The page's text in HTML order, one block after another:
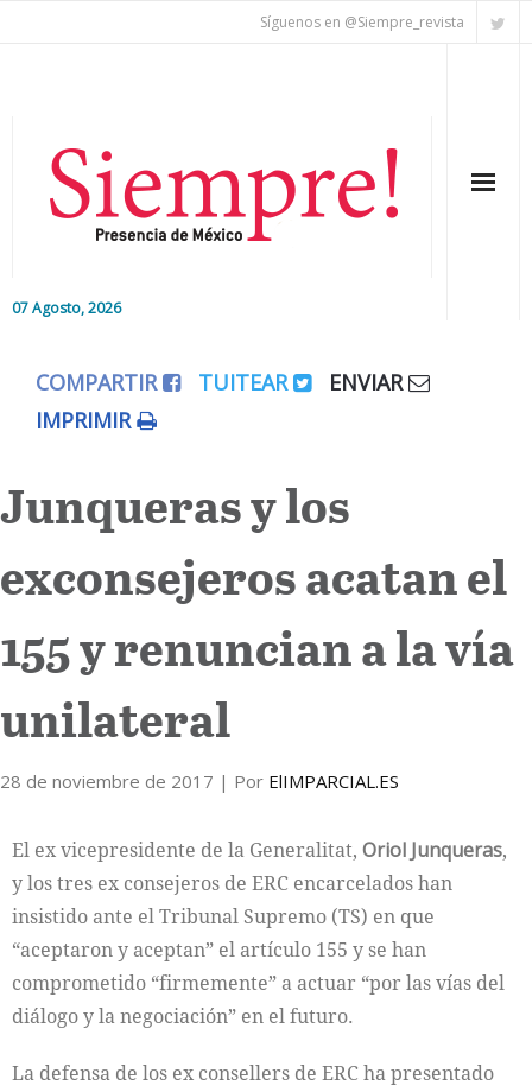
Síguenos en @Siempre_revista
07 Agosto, 2026
Editorial
Colaboradores
Internacional
Cultura
COMPARTIR TUITEAR
ENVIAR
IMPRIMIR
Junqueras y los
exconsejeros acatan el
155 y renuncian a la vía
unilateral
28 de noviembre de 2017 | Por ElIMPARCIAL.ES
El ex vicepresidente de la Generalitat, Oriol Junqueras,
y los tres ex consejeros de ERC encarcelados han
insistido ante el Tribunal Supremo (TS) en que
“aceptaron y aceptan” el artículo 155 y se han
comprometido “firmemente” a actuar “por las vías del
diálogo y la negociación” en el futuro.
La defensa de los ex consellers de ERC ha presentado